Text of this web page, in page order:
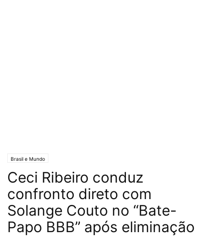
Brasil e Mundo
Ceci Ribeiro conduz
confronto direto com
Solange Couto no “Bate-
Papo BBB” após eliminação